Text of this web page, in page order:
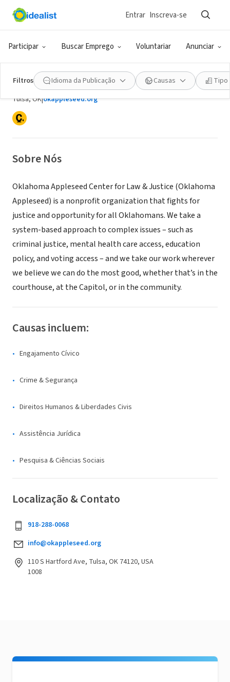
Participar Buscar Emprego Voluntariar Anunciar
Entrar Inscreva-se
Filtros Idioma da Publicação Causas Tipo
Oklahoma Appleseed Center for
Law and Justice
Tulsa, OK|okappleseed.org
Sobre Nós
Oklahoma Appleseed Center for Law & Justice (Oklahoma
Appleseed) is a nonprofit organization that fights for
justice and opportunity for all Oklahomans. We take a
system-based approach to complex issues – such as
criminal justice, mental health care access, education
policy, and voting access – and we take our work wherever
we believe we can do the most good, whether that’s in the
courthouse, at the Capitol, or in the community.
Causas incluem:
Engajamento Cívico
Crime & Segurança
Direitos Humanos & Liberdades Civis
Assistência Jurídica
Pesquisa & Ciências Sociais
Localização & Contato
918-288-0068
info@okappleseed.org
110 S Hartford Ave, Tulsa, OK 74120, USA
1008